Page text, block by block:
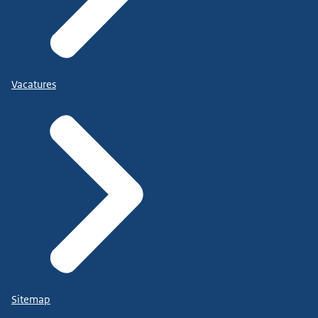
Vacatures
Sitemap